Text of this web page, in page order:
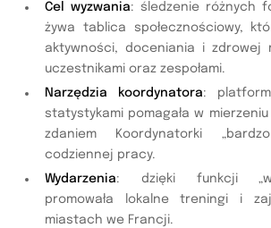
Cel wyzwania: śledzenie różnych
żywa tablica społecznościowy,
aktywności, doceniania i zdrowej
uczestnikami oraz zespołami.
Narzędzia koordynatora:
statystykami pomagała w
zdaniem Koordynatorki
codziennej pracy.
Wydarzenia: dzięki funkcji
promowała lokalne treningi i
miastach we Francji.